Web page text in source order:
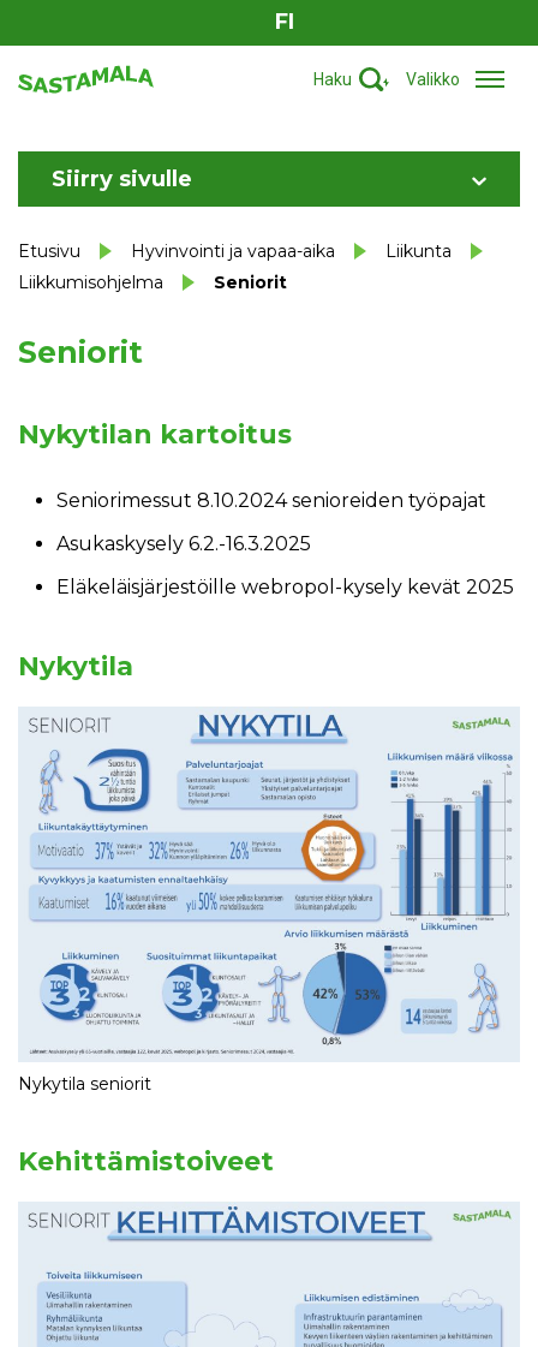
FI
Haku Valikko
Etusivu Hyvinvointi ja vapaa-aika
Liikunta
Liikkumisohjelma
Seniorit
Siirry sivulle
Seniorit
Nykytilan kartoitus
Seniorimessut 8.10.2024 senioreiden työpajat
Asukaskysely 6.2.-16.3.2025
Eläkeläisjärjestöille webropol-kysely kevät 2025
Nykytila
Nykytila seniorit
Kehittämistoiveet